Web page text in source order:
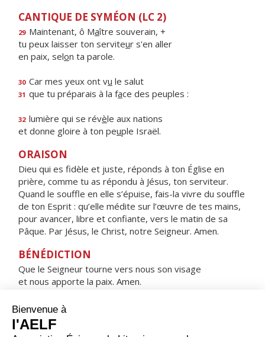
CANTIQUE DE SYMÉON (LC 2)
29 Maintenant, ô Maître souverain, +
tu peux laisser ton serviteur s'en aller
en paix, selon ta parole.
30 Car mes yeux ont vu le salut
31 que tu préparais à la face des peuples :
32 lumière qui se révèle aux nations
et donne gloire à ton peuple Israël.
ORAISON
Dieu qui es fidèle et juste, réponds à ton Église en
prière, comme tu as répondu à Jésus, ton serviteur.
Quand le souffle en elle s’épuise, fais-la vivre du souffle
de ton Esprit : qu’elle médite sur l’œuvre de tes mains,
pour avancer, libre et confiante, vers le matin de sa
Pâque. Par Jésus, le Christ, notre Seigneur. Amen.
BÉNÉDICTION
Que le Seigneur tourne vers nous son visage
et nous apporte la paix. Amen.
HYMNE : SOUS L'ABRI DE TA MISÉRICORDE
Sous l'abri de ta miséricorde,
nous nous réfugions, Sainte Mère de Dieu.